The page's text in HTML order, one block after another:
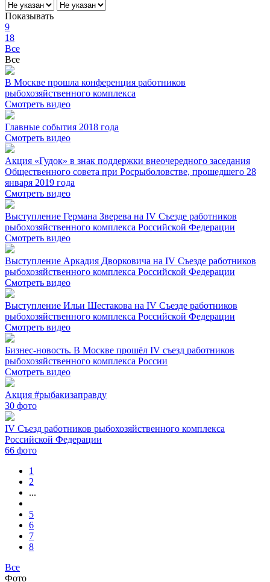
Показывать
9
18
Все
Все
В Москве прошла конференция работников
рыбохозяйственного комплекса
Смотреть видео
Главные события 2018 года
Смотреть видео
Акция «Гудок» в знак поддержки внеочередного заседания
Общественного совета при Росрыболовстве, прошедшего 28
января 2019 года
Смотреть видео
Выступление Германа Зверева на IV Съезде работников
рыбохозяйственного комплекса Российской Федерации
Смотреть видео
Выступление Аркадия Дворковича на IV Съезде работников
рыбохозяйственного комплекса Российской Федерации
Смотреть видео
Выступление Ильи Шестакова на IV Съезде работников
рыбохозяйственного комплекса Российской Федерации
Смотреть видео
Бизнес-новость. В Москве прошёл IV съезд работников
рыбохозяйственного комплекса России
Смотреть видео
Акция #рыбакизаправду
30 фото
IV Съезд работников рыбохозяйственного комплекса
Российской Федерации
66 фото
1
2
...
5
6
7
8
Все
Фото